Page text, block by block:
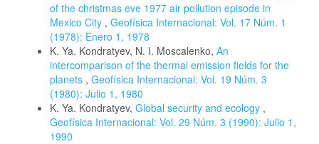
of the christmas eve 1977 air pollution episode in
Mexico City , Geofísica Internacional: Vol. 17 Núm. 1
(1978): Enero 1, 1978
K. Ya. Kondratyev, N. I. Moscalenko, An
intercomparison of the thermal emission fields for the
planets , Geofísica Internacional: Vol. 19 Núm. 3
(1980): Julio 1, 1980
K. Ya. Kondratyev, Global security and ecology ,
Geofísica Internacional: Vol. 29 Núm. 3 (1990): Julio 1,
1990